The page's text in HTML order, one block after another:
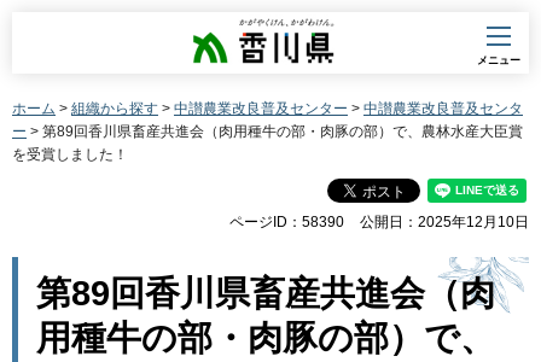
香川県
メニュー
ホーム > 組織から探す > 中讃農業改良普及センター > 中讃農業改良普及センタ
ー > 第89回香川県畜産共進会（肉用種牛の部・肉豚の部）で、農林水産大臣賞
を受賞しました！
ページID：58390 公開日：2025年12月10日
第89回香川県畜産共進会（肉
用種牛の部・肉豚の部）で、